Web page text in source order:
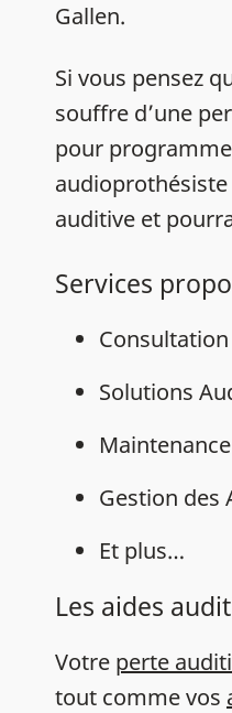
Gallen.
Si vous pensez
souffre d’une
pour
auditive et
Services
Solutions
Gestion des
Et plus…
Les aides
Votre perte
tout comme vos